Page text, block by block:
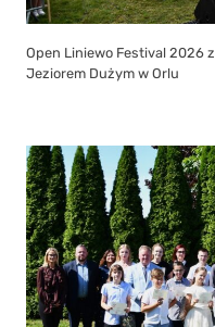
Open Liniewo Festival 2026
Jeziorem Dużym w Orlu